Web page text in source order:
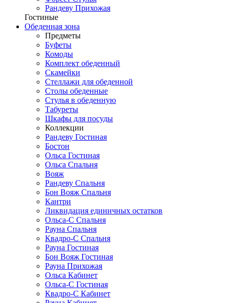
Рандеву Прихожая
Гостиные
Обеденная зона
Предметы
Буфеты
Комоды
Комплект обеденный
Скамейки
Стеллажи для обеденной
Столы обеденные
Стулья в обеденную
Табуреты
Шкафы для посуды
Коллекции
Рандеву Гостиная
Бостон
Ольса Гостиная
Ольса Спальня
Вояж
Рандеву Спальня
Бон Вояж Спальня
Кантри
Ликвидация единичных остатков
Ольса-С Спальня
Рауна Спальня
Квадро-С Спальня
Рауна Гостиная
Бон Вояж Гостиная
Рауна Прихожая
Ольса Кабинет
Ольса-С Гостиная
Квадро-С Кабинет